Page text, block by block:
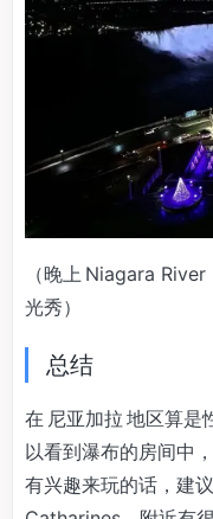
（晚上 Niagara
光秀）
总结
在 尼亚加拉 地区算是
以看到瀑布的房间中
有兴趣来玩的话，建